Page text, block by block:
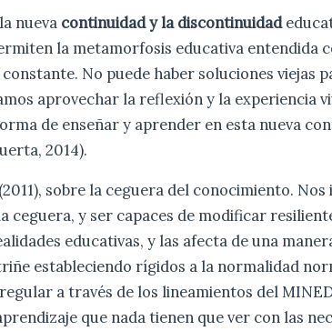
nueva continuidad y la discontinuidad
la metamorfosis educativa entendida
No puede haber soluciones viejas
aprovechar la reflexión y la experiencia
de enseñar y aprender en esta nueva
2014).
sobre la ceguera del conocimiento.
ceguera, y ser capaces de modificar
educativas, y las afecta de una
estableciendo rígidos a la normalidad
a través de los lineamientos del
que nada tienen que ver con las